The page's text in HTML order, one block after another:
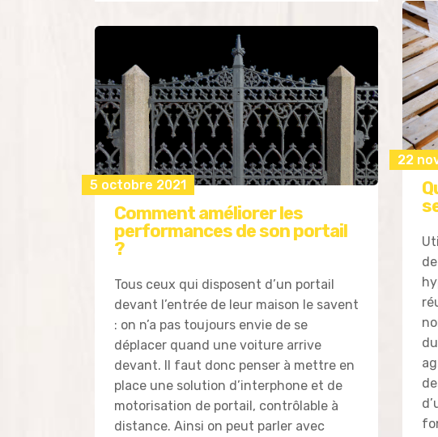
22
5 octobre 2021
Comment améliorer les
performances de son portail
?
Tous ceux qui disposent d’un portail
devant l’entrée de leur maison le savent
: on n’a pas toujours envie de se
déplacer quand une voiture arrive
devant. Il faut donc penser à mettre en
place une solution d’interphone et de
motorisation de portail, contrôlable à
distance. Ainsi on peut parler avec